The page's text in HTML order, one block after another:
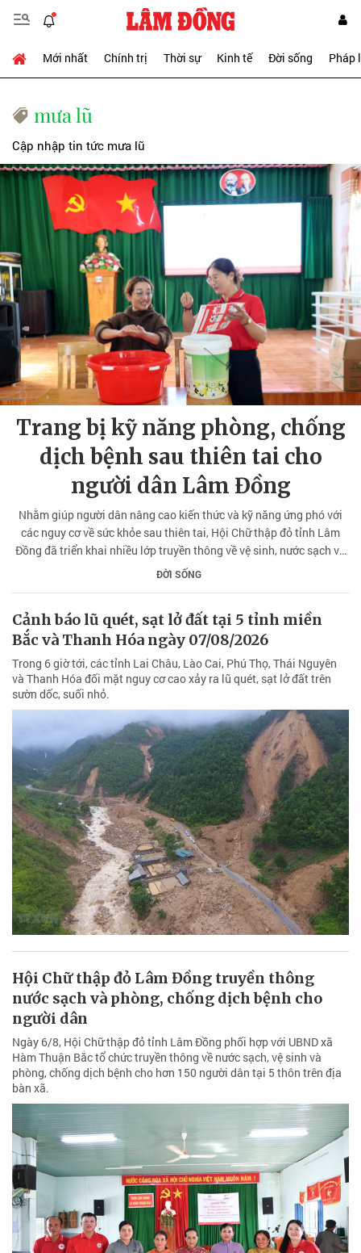
Mới nhất Chính trị Thời sự Kinh tế Đời sống Pháp
mưa lũ
Cập nhập tin tức mưa lũ
Trang bị kỹ năng phòng, chống
dịch bệnh sau thiên tai cho
người dân Lâm Đồng
Nhằm giúp người dân nâng cao kiến thức và kỹ năng ứng phó với
các nguy cơ về sức khỏe sau thiên tai, Hội Chữ thập đỏ tỉnh Lâm
Đồng đã triển khai nhiều lớp truyền thông về vệ sinh, nước sạch và
phòng, chống dịch bệnh.
ĐỜI SỐNG
Cảnh báo lũ quét, sạt lở đất tại 5 tỉnh miền
Bắc và Thanh Hóa ngày 07/08/2026
Trong 6 giờ tới, các tỉnh Lai Châu, Lào Cai, Phú Thọ, Thái Nguyên
và Thanh Hóa đối mặt nguy cơ cao xảy ra lũ quét, sạt lở đất trên
sườn dốc, suối nhỏ.
Hội Chữ thập đỏ Lâm Đồng truyền thông
nước sạch và phòng, chống dịch bệnh cho
người dân
Ngày 6/8, Hội Chữ thập đỏ tỉnh Lâm Đồng phối hợp với UBND xã
Hàm Thuận Bắc tổ chức truyền thông về nước sạch, vệ sinh và
phòng, chống dịch bệnh cho hơn 150 người dân tại 5 thôn trên địa
bàn xã.